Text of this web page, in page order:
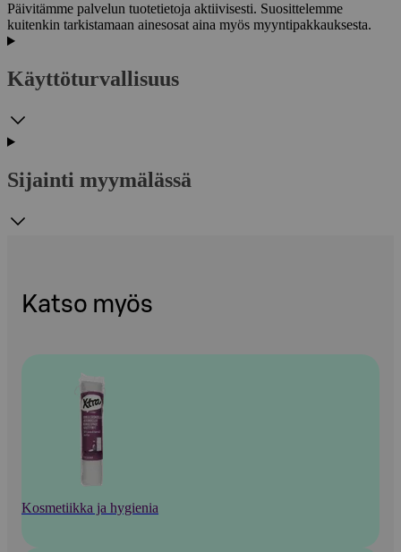
Päivitämme palvelun tuotetietoja aktiivisesti. Suosittelemme
kuitenkin tarkistamaan ainesosat aina myös myyntipakkauksesta.
Käyttöturvallisuus
Sijainti myymälässä
Katso myös
Kosmetiikka ja hygienia